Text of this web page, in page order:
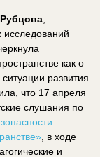
как о
развития
что 17 апреля
слушания по
, в ходе
и